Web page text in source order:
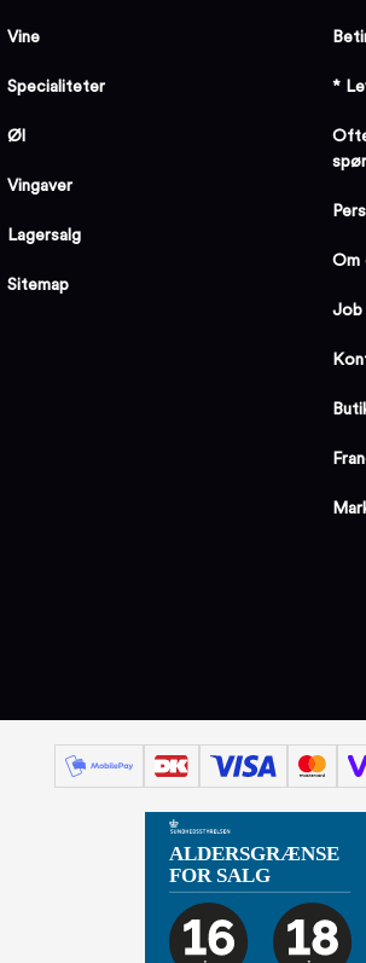
Vine
Specialiteter
Øl
Vingaver
Lagersalg
Sitemap
*
Om
Job